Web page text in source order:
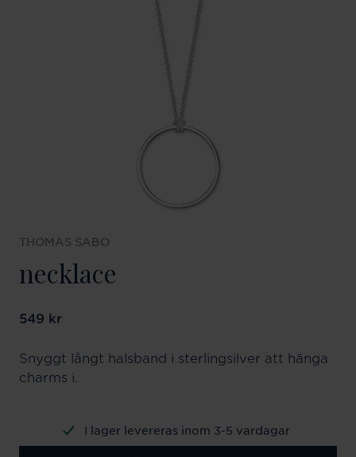
THOMAS SABO
necklace
Pris :549 kr
549 kr
Snyggt långt halsband i sterlingsilver att hänga
charms i.
I lager levereras inom 3-5 vardagar